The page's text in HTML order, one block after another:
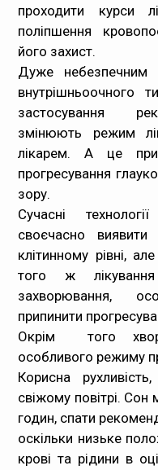
проходити курси
поліпшення
його захист.
Дуже небезпечним
внутрішньоочного
застосування
змінюють режим
лікарем. А це
прогресування
зору.
Сучасні
своєчасно
клітинному рівні,
того ж
захворювання,
припинити
Окрім того
особливого режиму
Корисна
свіжому повітрі.
годин, спати
оскільки низьке
крові та рідини в